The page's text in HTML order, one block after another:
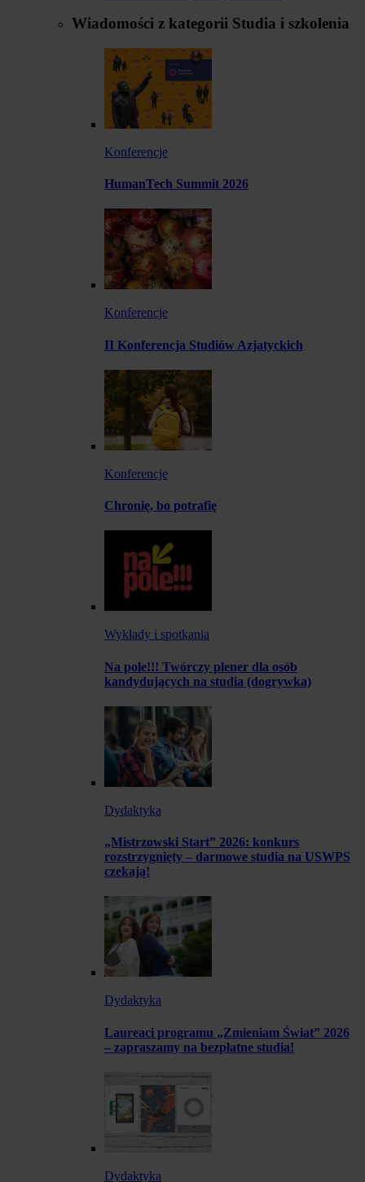
Wiadomości z kategorii Studia i szkolenia
Konferencje
HumanTech Summit 2026
Konferencje
II Konferencja Studiów Azjatyckich
Konferencje
Chronię, bo potrafię
Wykłady i spotkania
Na pole!!! Twórczy plener dla osób
kandydujących na studia (dogrywka)
Dydaktyka
„Mistrzowski Start” 2026: konkurs
rozstrzygnięty – darmowe studia na USWPS
czekają!
Dydaktyka
Laureaci programu „Zmieniam Świat” 2026
– zapraszamy na bezpłatne studia!
Dydaktyka